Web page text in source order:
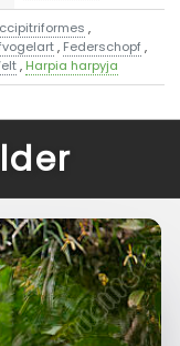
,
, Federschopf,
, Harpia harpyja